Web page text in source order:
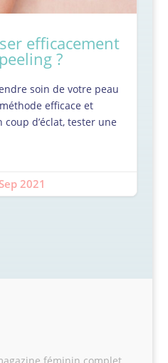
efficacement
?
soin de votre peau
efficace et
d’éclat, tester une
2021